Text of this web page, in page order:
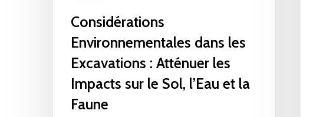
Considérations
Environnementales dans les
Excavations : Atténuer les
Impacts sur le Sol, l’Eau et la
Faune